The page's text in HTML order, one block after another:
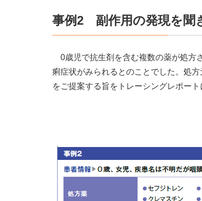
事例2 副作用の発現を聞
0歳児で抗生剤を含む複数の薬が処方
痢症状がみられるとのことでした。処
をご提案する旨をトレーシングレポート